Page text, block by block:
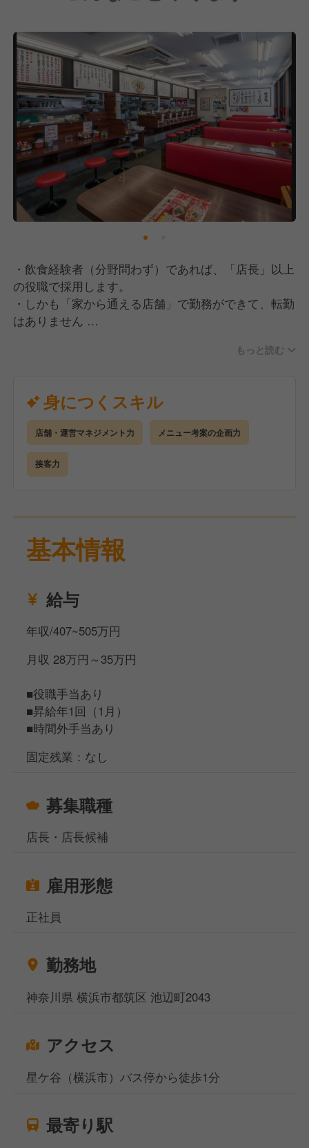
苦しい時期にも粘り強く新規出店を続けてこれたの
は、こうしたお客さまの声があったからです。そんな
嬉しい声をさらに増やし、社員のみなさんがより活躍
し自己実現できる場所を作るためにも、全国700店舗
は必ず実現させます。100年続く外食企業を目指し
て、これからの魁力屋を一緒に作ってくれる方とお会
いできることを楽しみにしています。
・飲食経験者（分野問わず）であれば、「店長」以上
の役職で採用します。
・しかも「家から通える店舗」で勤務ができて、転勤
はありません
＜キャリアステップイメージ ※（）内は未経験入社
□S店長
店長業務に加え、大型店・QSC（クオリティ・サー
ビス・クリンリネス）モデル店・複数店舗管理店長な
ど通常の店舗とは異なる任務も担当
▲
■店長（入社1年半～） ※今回の採用はここからスタ
▲
□時間帯責任者（入社1年目途）
帯の業務を担当
□リーダー（入社3カ月目途）
ト・アルバイトの方の育成を担当
□スタッフ
約3カ月の研修期間で、店舗内の全ポジションを経験
＜総合職（転勤あり）になれば、S店長以上も目指せ
ジャーや営業部長、本社管理部門などのポジションに
★ 具体的な仕事内容
──────────
■接客業務
■ラーメンやサイドメニューの調理業務
提供するラーメンや焼き飯の味付けなども店内で全て
行っています。基本的な仕事からスタートし、徐々に
もっと読む
身につくスキル
店舗・運営マネジメント力 メニュー考案の企画力
接客力
基本情報
給与
年収/407~505万円
月収 28万円～35万円
■役職手当あり
■昇給年1回（1月）
■時間外手当あり
固定残業：なし
募集職種
店長・店長候補
雇用形態
正社員
勤務地
神奈川県 横浜市都筑区 池辺町2043
アクセス
星ケ谷（横浜市）バス停から徒歩1分
最寄り駅